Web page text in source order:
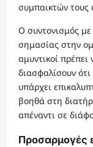
συμπαικτών
Ο συντονισμός με
σημασίας στην
αμυντικοί
διασφαλίσουν ότι
υπάρχει
βοηθά στη
απέναντι σε
Προσαρμογές